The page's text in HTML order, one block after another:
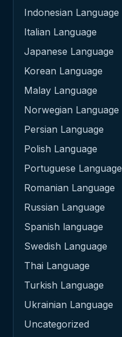
Indonesian Language
Italian Language
Japanese Language
Korean Language
Malay Language
Norwegian Language
Persian Language
Polish Language
Portuguese Language
Romanian Language
Russian Language
Spanish language
Swedish Language
Thai Language
Turkish Language
Ukrainian Language
Uncategorized